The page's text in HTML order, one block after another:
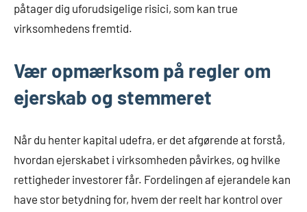
påtager dig uforudsigelige risici, som kan true
virksomhedens fremtid.
Vær opmærksom på regler om
ejerskab og stemmeret
Når du henter kapital udefra, er det afgørende at forstå,
hvordan ejerskabet i virksomheden påvirkes, og hvilke
rettigheder investorer får. Fordelingen af ejerandele kan
have stor betydning for, hvem der reelt har kontrol over